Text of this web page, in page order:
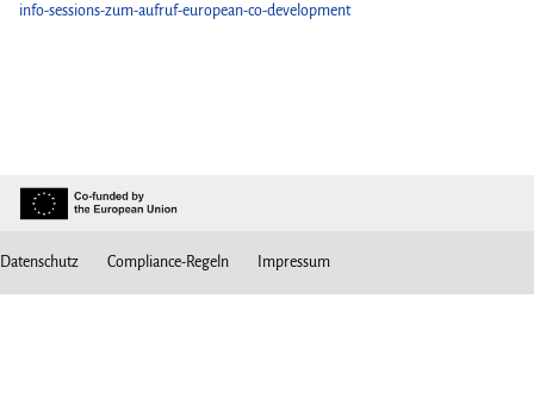
info-sessions-zum-aufruf-european-co-development
Datenschutz Compliance-Regeln Impressum